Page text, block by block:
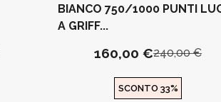
BIANCO 750/1000 PUNTI
A GRIFF...
160,00 €240,00 €
SCONTO 33%